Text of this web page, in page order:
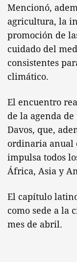
Mencionó,
agricultura, la
promoción de
cuidado del
consistentes
climático.
El encuentro
de la agenda
Davos, que,
ordinaria anual
impulsa todos
África, Asia y
El capítulo
como sede a la
mes de abril.